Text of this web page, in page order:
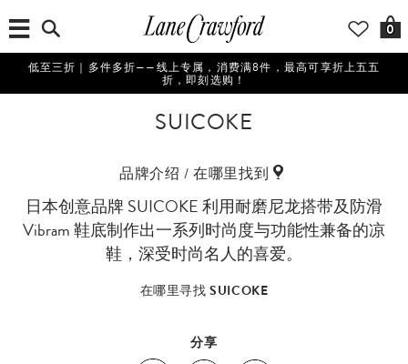
0
低至三折｜多件多折——线上专属，消费满8件，最高可享折上五五
折，即刻选购！
SUICOKE
品牌介绍 / 在哪里找到
日本创意品牌 SUICOKE 利用耐磨尼龙搭带及防滑
Vibram 鞋底制作出一系列时尚度与功能性兼备的凉
鞋，深受时尚名人的喜爱。
在哪里寻找 SUICOKE
分享